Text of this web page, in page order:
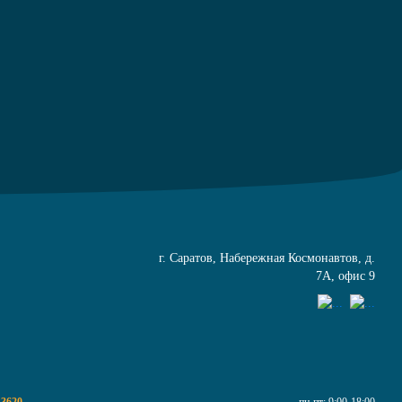
г. Саратов, Набережная Космонавтов, д.
7А, офис 9